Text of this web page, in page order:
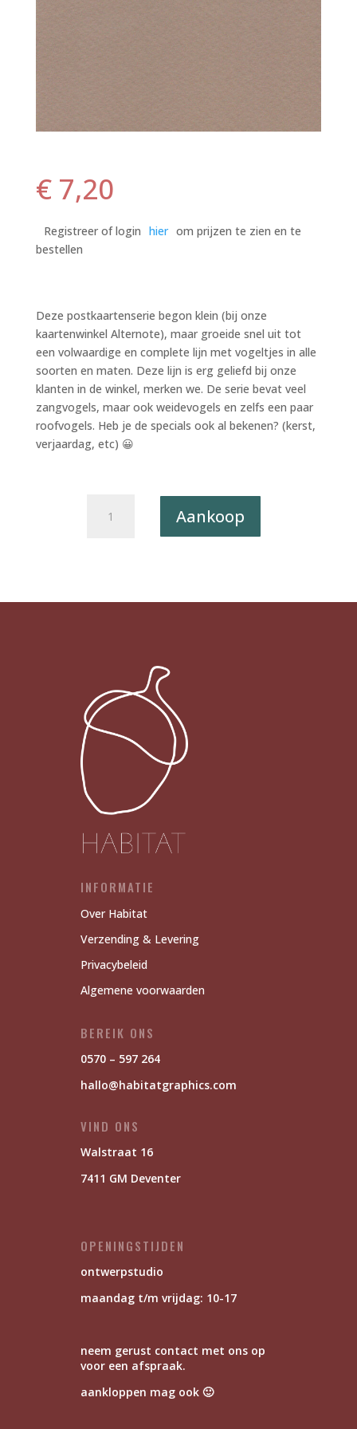
€7,20
Registreer of login hier om prijzen te zien en te
bestellen
Deze postkaartenserie begon klein (bij onze
kaartenwinkel Alternote), maar groeide snel uit tot
een volwaardige en complete lijn met vogeltjes in alle
soorten en maten. Deze lijn is erg geliefd bij onze
klanten in de winkel, merken we. De serie bevat veel
zangvogels, maar ook weidevogels en zelfs een paar
roofvogels. Heb je de specials ook al bekenen? (kerst,
verjaardag, etc) 😀
aantal
Aankoop
INFORMATIE
Over Habitat
Verzending & Levering
Privacybeleid
Algemene voorwaarden
BEREIK ONS
0570 – 597 264
hallo@habitatgraphics.com
VIND ONS
Walstraat 16
7411 GM Deventer
OPENINGSTIJDEN
ontwerpstudio
maandag t/m vrijdag: 10-17
neem gerust contact met ons op
voor een afspraak.
aankloppen mag ook 🙂